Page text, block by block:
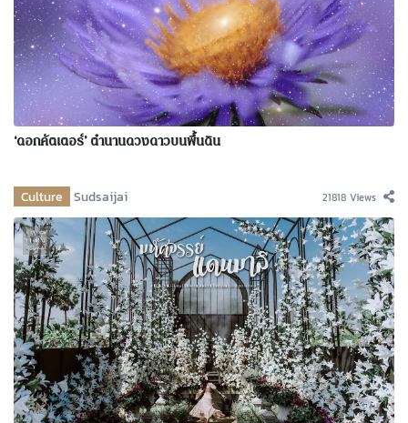
‘ดอกคัตเตอร์’ ตำนานดวงดาวบนพื้นดิน
Culture Sudsaijai 21818 Views